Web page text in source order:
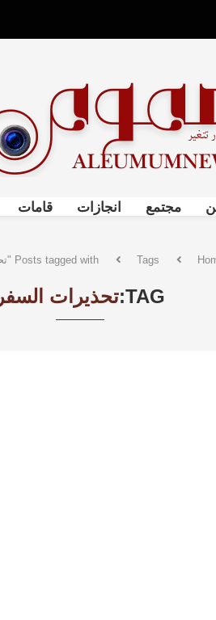
مجتمع انجازات قامات
Tags Posts tagged with "تحذيرات السفر"
TAG: تحذيرات السفر